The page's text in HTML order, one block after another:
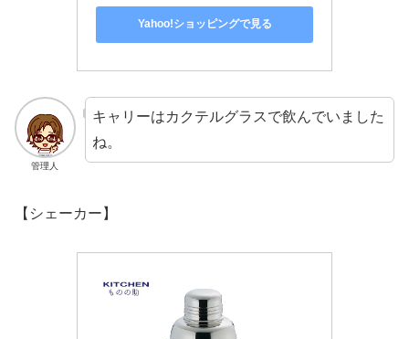
Yahoo!ショッピングで見る
管理人
キャリーはカクテルグラスで飲んでいました
ね。
【シェーカー】